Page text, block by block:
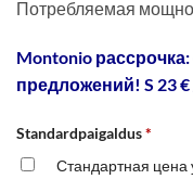
Потребляемая
Montonio
предложений! S 23
Standardpaigaldus*
Стандартная цена